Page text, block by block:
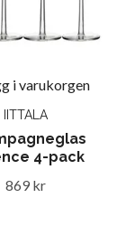
i varukorgen
IITTALA
4-pack
869 kr